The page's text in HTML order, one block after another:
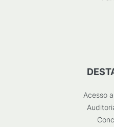
Acesso